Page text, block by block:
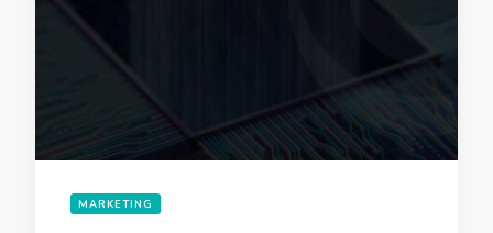
MARKETING